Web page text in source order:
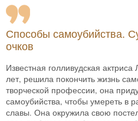
Способы самоубийства.
очков
Известная голливудская
лет, решила покончить жизнь
творческой профессии, она
самоубийства, чтобы умереть в
славы. Она окружила свою